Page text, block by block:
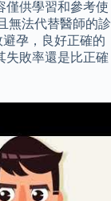
僅供學習和參考使
無法代替醫師的診
孕，良好正確的
失敗率還是比正確